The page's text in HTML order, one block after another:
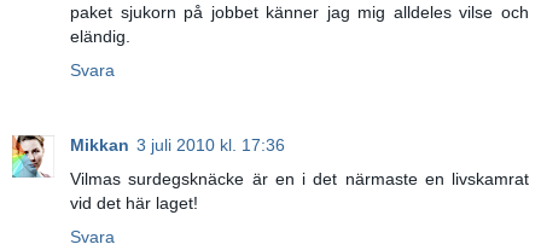
paket sjukorn på jobbet känner jag mig alldeles vilse och
eländig.
Svara
Mikkan 3 juli 2010 kl. 17:36
Vilmas surdegsknäcke är en i det närmaste en livskamrat
vid det här laget!
Svara